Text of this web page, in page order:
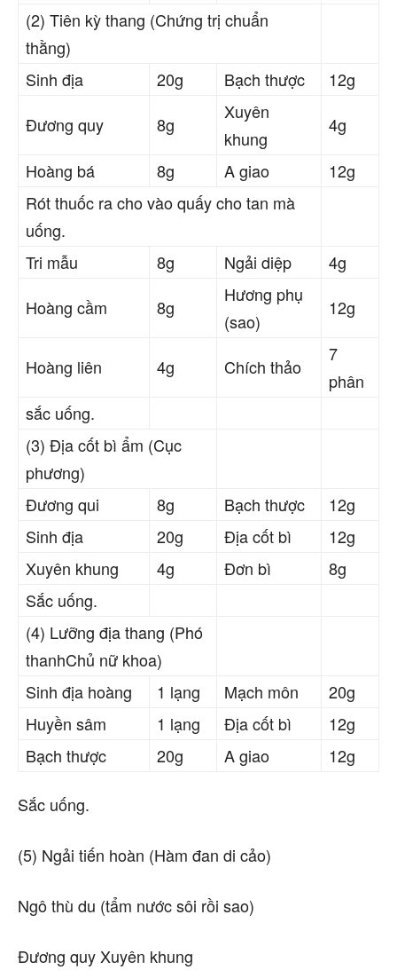
(2) Tiên kỳ thang (Chứng trị chuẩn
thằng)
Sinh địa
20g Bạch thược
12g
Đương quy
8g
Xuyên
khung
4g
Hoàng bá
8g A giao
12g
Rót thuốc ra cho vào quấy cho tan mà
uống.
Tri mẫu
8g Ngải diệp
4g
Hoàng cầm
8g
Hương phụ
(sao)
12g
Hoàng liên 4g Chích thảo
7
phân
sắc uống.
(3) Địa cốt bì ẩm (Cục
phương)
Đương qui
8g Bạch thược
12g
Sinh địa
20g Địa cốt bì
12g
Xuyên khung
4g Đơn bì
8g
Sắc uống.
(4) Lưỡng địa thang (Phó
thanhChủ nữ khoa)
Sinh địa hoàng
1 lạng Mạch môn
20g
Huyền sâm
1 lạng Địa cốt bì
12g
Bạch thược
20g A giao 12g
Sắc uống.
(5) Ngải tiến hoàn (Hàm đan di cảo)
Ngô thù du (tẩm nước sôi rồi sao)
Đương quy Xuyên khung